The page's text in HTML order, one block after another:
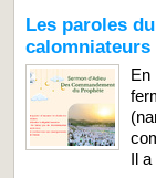
Les paroles
calomniateurs
Il